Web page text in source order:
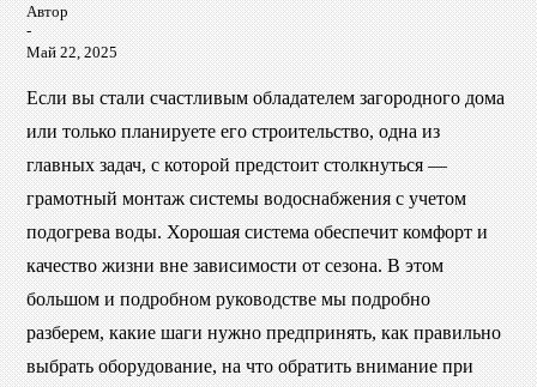
Автор
-
Май 22, 2025
Если вы стали счастливым обладателем загородного дома
или только планируете его строительство, одна из
главных задач, с которой предстоит столкнуться —
грамотный монтаж системы водоснабжения с учетом
подогрева воды. Хорошая система обеспечит комфорт и
качество жизни вне зависимости от сезона. В этом
большом и подробном руководстве мы подробно
разберем, какие шаги нужно предпринять, как правильно
выбрать оборудование, на что обратить внимание при